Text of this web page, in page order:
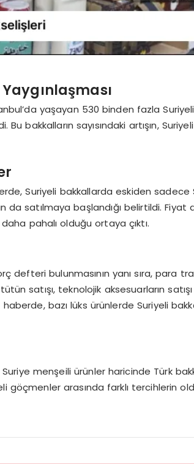
yaşayan 530 binden fazla
bakkalların sayısındaki artışın,
Suriyeli bakkallarda eskiden sadece
da satılmaya başlandığı belirtildi. Fiyat
pahalı olduğu ortaya çıktı.
defteri bulunmasının yanı sıra, para
satışı, teknolojik aksesuarların
bazı lüks ürünlerde Suriyeli
menşeili ürünler haricinde Türk
göçmenler arasında farklı tercihlerin